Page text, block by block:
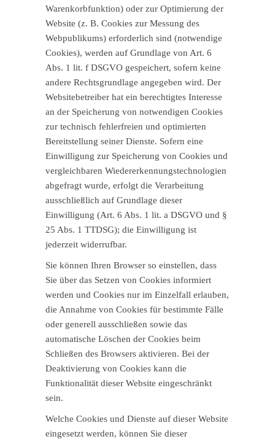
Warenkorbfunktion) oder zur Optimierung der
Website (z. B. Cookies zur Messung des
Webpublikums) erforderlich sind (notwendige
Cookies), werden auf Grundlage von Art. 6
Abs. 1 lit. f DSGVO gespeichert, sofern keine
andere Rechtsgrundlage angegeben wird. Der
Websitebetreiber hat ein berechtigtes Interesse
an der Speicherung von notwendigen Cookies
zur technisch fehlerfreien und optimierten
Bereitstellung seiner Dienste. Sofern eine
Einwilligung zur Speicherung von Cookies und
vergleichbaren Wiedererkennungstechnologien
abgefragt wurde, erfolgt die Verarbeitung
ausschließlich auf Grundlage dieser
Einwilligung (Art. 6 Abs. 1 lit. a DSGVO und §
25 Abs. 1 TTDSG); die Einwilligung ist
jederzeit widerrufbar.
Sie können Ihren Browser so einstellen, dass
Sie über das Setzen von Cookies informiert
werden und Cookies nur im Einzelfall erlauben,
die Annahme von Cookies für bestimmte Fälle
oder generell ausschließen sowie das
automatische Löschen der Cookies beim
Schließen des Browsers aktivieren. Bei der
Deaktivierung von Cookies kann die
Funktionalität dieser Website eingeschränkt
sein.
Welche Cookies und Dienste auf dieser Website
eingesetzt werden, können Sie dieser